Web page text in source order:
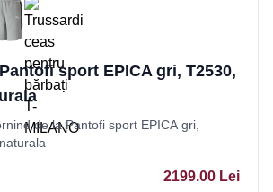
sport EPICA gri, T2530,
de la Pantofi sport EPICA gri,
2199.00 Lei